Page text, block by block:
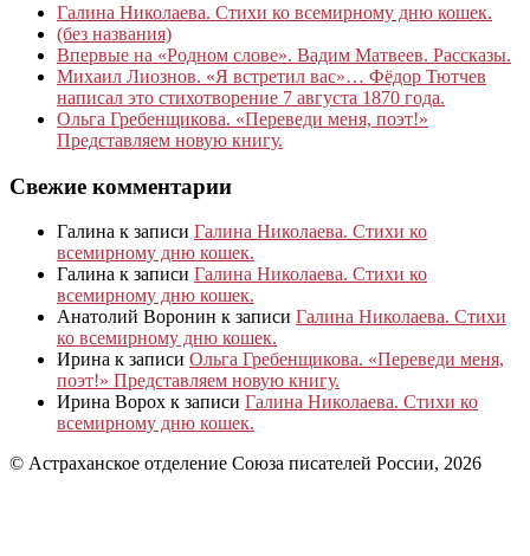
Галина Николаева. Стихи ко всемирному дню кошек.
(без названия)
Впервые на «Родном слове». Вадим Матвеев. Рассказы.
Михаил Лиознов. «Я встретил вас»… Фёдор Тютчев
написал это стихотворение 7 августа 1870 года.
Ольга Гребенщикова. «Переведи меня, поэт!»
Представляем новую книгу.
Свежие комментарии
Галина к записи Галина Николаева. Стихи ко
всемирному дню кошек.
Галина к записи Галина Николаева. Стихи ко
всемирному дню кошек.
Анатолий Воронин к записи Галина Николаева. Стихи
ко всемирному дню кошек.
Ирина к записи Ольга Гребенщикова. «Переведи меня,
поэт!» Представляем новую книгу.
Ирина Ворох к записи Галина Николаева. Стихи ко
всемирному дню кошек.
© Астраханское отделение Союза писателей России, 2026